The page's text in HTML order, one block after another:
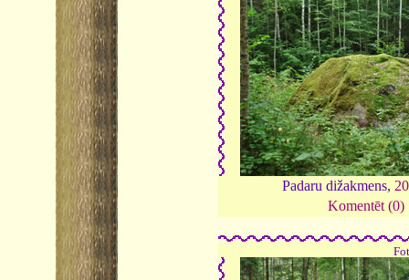
Padaru dižakmens,
Komentēt (0)